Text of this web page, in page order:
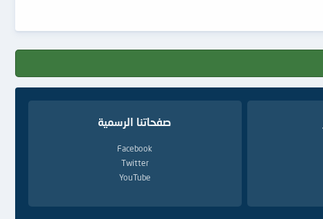
صفحاتنا الرسمية
Facebook
Twitter
YouTube